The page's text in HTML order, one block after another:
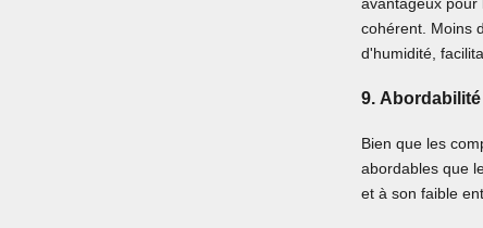
cohérent. Moins
d'humidité,
9. Abordabilité
Bien que les
abordables que
et à son faible